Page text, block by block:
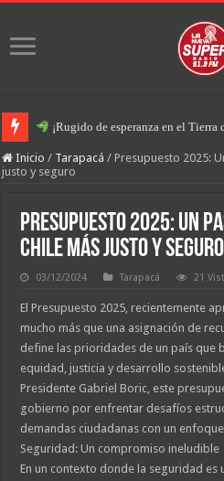
¡Rugido de esperanza en el
Inicio / Tarapacá / Presupuesto 2025:
justo y seguro
Presupuesto 2025: Un
Chile más justo y seguro
03/12/2024 Tarapacá 21
El Presupuesto 2025, recientemente
mucho más que una asignación de
define las prioridades de un país que
equidad, justicia y desarrollo
Presidente Gabriel Boric, este
gobierno por enfrentar desafíos
demandas ciudadanas con un
Seguridad: Un compromiso ineludible
En un contexto donde la seguridad es